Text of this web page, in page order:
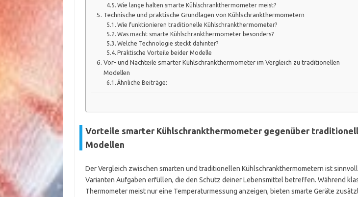
Wie lange halten smarte Kühlschrankthermometer meist?
Technische und praktische Grundlagen von Kühlschrankthermometern
Wie funktionieren traditionelle Kühlschrankthermometer?
Was macht smarte Kühlschrankthermometer besonders?
Welche Technologie steckt dahinter?
Praktische Vorteile beider Modelle
Vor- und Nachteile smarter Kühlschrankthermometer im Vergleich zu traditionellen
Modellen
Ähnliche Beiträge:
Vorteile smarter Kühlschrankthermometer gegenüber
Modellen
Der Vergleich zwischen smarten und traditionellen Kühlschrankthermometern ist
Varianten Aufgaben erfüllen, die den Schutz deiner Lebensmittel betreffen. Während
Thermometer meist nur eine Temperaturmessung anzeigen, bieten smarte Geräte